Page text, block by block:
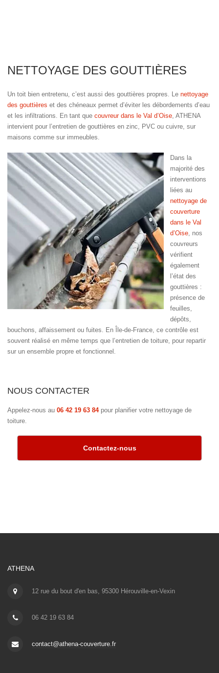
NETTOYAGE DES GOUTTIÈRES
Un toit bien entretenu, c’est aussi des gouttières propres. Le nettoyage
des gouttières et des chéneaux permet d’éviter les débordements d’eau
et les infiltrations. En tant que couvreur dans le Val d’Oise, ATHENA
intervient pour l’entretien de gouttières en zinc, PVC ou cuivre, sur
maisons comme sur immeubles.
Dans la
majorité des
interventions
liées au
nettoyage de
couverture
dans le Val
d’Oise , nos
couvreurs
vérifient
également
l’état des
gouttières :
présence de
feuilles,
dépôts,
bouchons, affaissement ou fuites. En Île-de-France, ce contrôle est
souvent réalisé en même temps que l’entretien de toiture, pour repartir
sur un ensemble propre et fonctionnel.
NOUS CONTACTER
Appelez-nous au 06 42 19 63 84pour planifier votre nettoyage de
toiture.
Contactez-nous
ATHENA
12 rue du bout d'en bas, 95300 Hérouville-en-Vexin
06 42 19 63 84
contact@athena-couverture.fr